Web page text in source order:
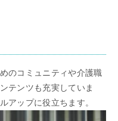
のコミュニティや介護職
テンツも充実していま
アップに役立ちます。